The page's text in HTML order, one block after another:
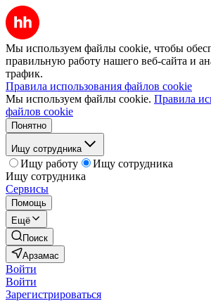
Мы используем файлы cookie, чтобы
правильную работу нашего веб-сайта и
трафик.
Правила использования файлов cookie
Мы используем файлы cookie. Правила
файлов cookie
Понятно
Ищу сотрудника
Ищу работу
Ищу сотрудника
Ищу сотрудника
Сервисы
Помощь
Ещё
Поиск
Арзамас
Войти
Войти
Зарегистрироваться